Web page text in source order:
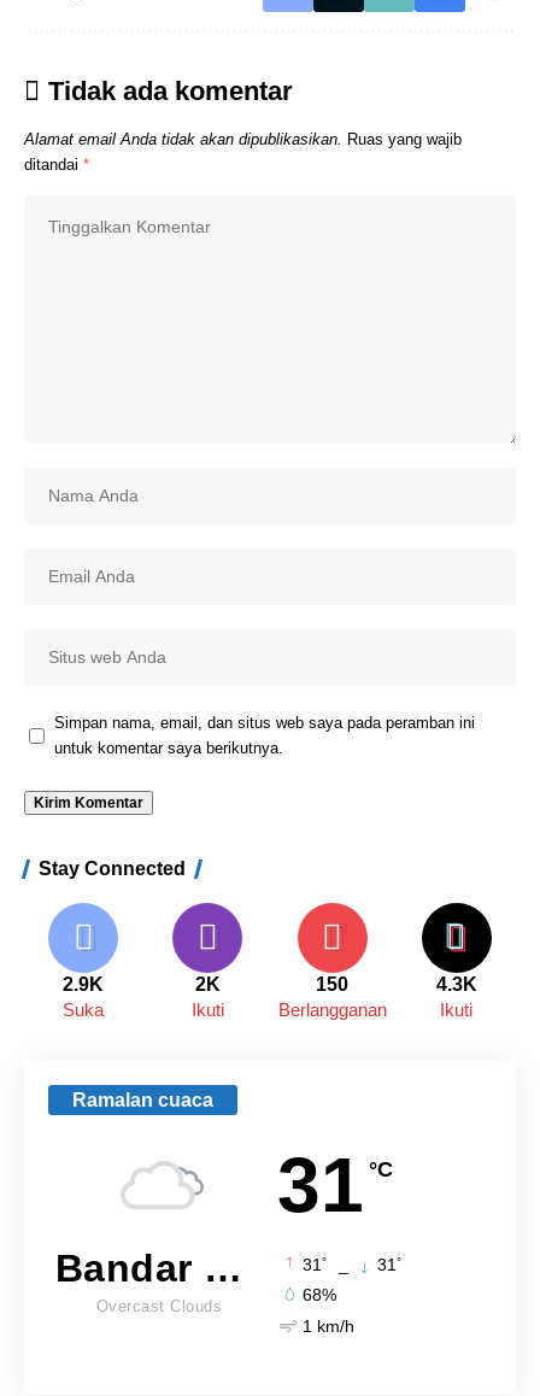
Tidak ada komentar
Alamat email Anda tidak akan dipublikasikan. Ruas yang wajib
ditandai *
Simpan nama, email, dan situs web saya pada peramban ini
untuk komentar saya berikutnya.
Stay Connected
2.9K
Suka
2K
Ikuti
150
Berlangganan
4.3K
Ikuti
Ramalan cuaca
31 °C
Bandar Lampung
Overcast Clouds
31° 31°
68%
1 km/h